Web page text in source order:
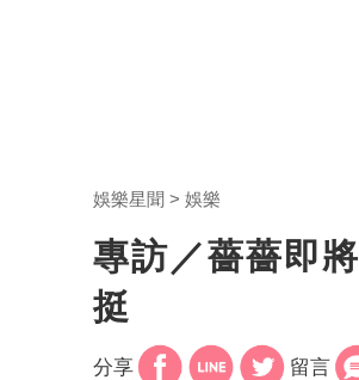
娛樂星聞 娛樂
專訪／薔薔即
挺
分享 留言